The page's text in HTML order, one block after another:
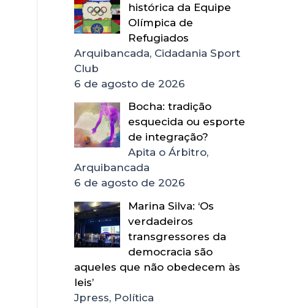
histórica da Equipe
Olímpica de
Refugiados
Arquibancada, Cidadania Sport
Club
6 de agosto de 2026
Bocha: tradição
esquecida ou esporte
de integração?
Apita o Árbitro,
Arquibancada
6 de agosto de 2026
Marina Silva: ‘Os
verdadeiros
transgressores da
democracia são
aqueles que não obedecem às
leis’
Jpress, Política